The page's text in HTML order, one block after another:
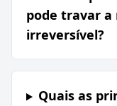
pode travar a
irreversível?
Quais as